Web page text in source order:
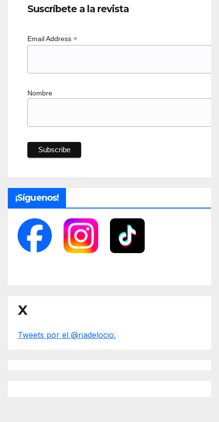
Suscríbete a la revista
Email Address *
Nombre
¡Síguenos!
X
Tweets por el @riadelocio.